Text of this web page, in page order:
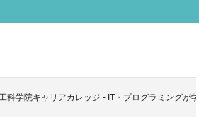
科学院キャリアカレッジ - IT・プログラミングが